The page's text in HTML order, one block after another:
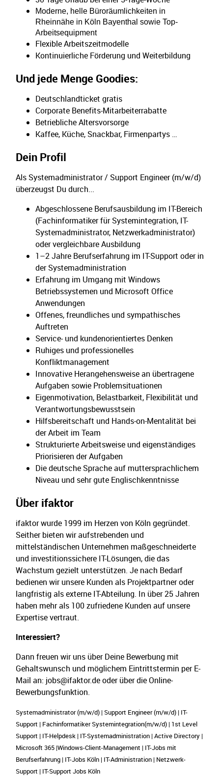
Moderne, helle Büroräumlichkeiten in
Rheinnähe in Köln Bayenthal sowie Top-
Arbeitsequipment
Flexible Arbeitszeitmodelle
Kontinuierliche Förderung und Weiterbildung
Und jede Menge Goodies:
Deutschlandticket gratis
Corporate Benefits-Mitarbeiterrabatte
Betriebliche Altersvorsorge
Kaffee, Küche, Snackbar, Firmenpartys …
Dein Profil
Als Systemadministrator / Support Engineer (m/w/d)
überzeugst Du durch...
Abgeschlossene Berufsausbildung im IT-Bereich
(Fachinformatiker für Systemintegration, IT-
Systemadministrator, Netzwerkadministrator)
oder vergleichbare Ausbildung
1–2 Jahre Berufserfahrung im IT-Support oder in
der Systemadministration
Erfahrung im Umgang mit Windows
Betriebssystemen und Microsoft Office
Anwendungen
Offenes, freundliches und sympathisches
Auftreten
Service- und kundenorientiertes Denken
Ruhiges und professionelles
Konfliktmanagement
Innovative Herangehensweise an übertragene
Aufgaben sowie Problemsituationen
Eigenmotivation, Belastbarkeit, Flexibilität und
Verantwortungsbewusstsein
Hilfsbereitschaft und Hands-on-Mentalität bei
der Arbeit im Team
Strukturierte Arbeitsweise und eigenständiges
Priorisieren der Aufgaben
Die deutsche Sprache auf muttersprachlichem
Niveau und sehr gute Englischkenntnisse
Über ifaktor
ifaktorwurde 1999 im Herzen von Köln gegründet.
Seither bieten wir aufstrebenden und
mittelständischen Unternehmen maßgeschneiderte
und investitionssichere IT-Lösungen, die das
Wachstum gezielt unterstützen. Je nach Bedarf
bedienen wir unsere Kunden als Projektpartner oder
langfristig als externe IT-Abteilung. In über 25 Jahren
haben mehr als 100 zufriedene Kunden auf unsere
Expertise vertraut.
Interessiert?
Dann freuen wir uns über Deine Bewerbung mit
Gehaltswunsch und möglichem Eintrittstermin per E-
Mail an: jobs@ifaktor.de oder über die Online-
Bewerbungsfunktion.
Systemadministrator (m/w/d) | Support Engineer (m/w/d) | IT-
Support | Fachinformatiker Systemintegration(m/w/d) | 1st Level
Support | IT-Helpdesk | IT-Systemadministration | Active Directory |
Microsoft 365 |Windows-Client-Management | IT-Jobs mit
Berufserfahrung | IT-Jobs Köln | IT-Administration | Netzwerk-
Support | IT-Support Jobs Köln